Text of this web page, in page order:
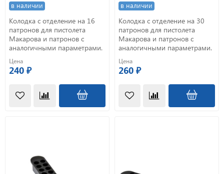
в наличии
Колодка с отделение на 16
патронов для пистолета
Макарова и патронов с
аналогичными параметрами.
Цена
240 ₽
в наличии
Колодка с отделение на 30
патронов для пистолета
Макарова и патронов с
аналогичными параметрами.
Цена
260 ₽